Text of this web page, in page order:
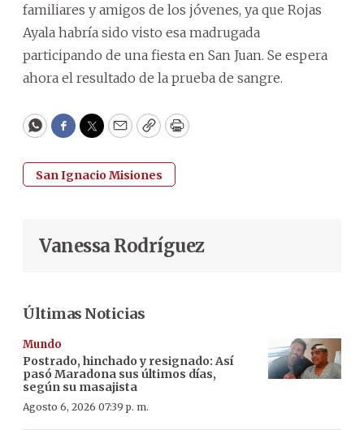
familiares y amigos de los jóvenes, ya que Rojas
Ayala habría sido visto esa madrugada
participando de una fiesta en San Juan. Se espera
ahora el resultado de la prueba de sangre.
WhatsApp
Facebook
Twitter
EmailCopyPrint
San Ignacio Misiones
Vanessa Rodríguez
Últimas Noticias
Mundo
Postrado, hinchado y resignado: Así
pasó Maradona sus últimos días,
según su masajista
Agosto 6, 2026 07:39 p. m.